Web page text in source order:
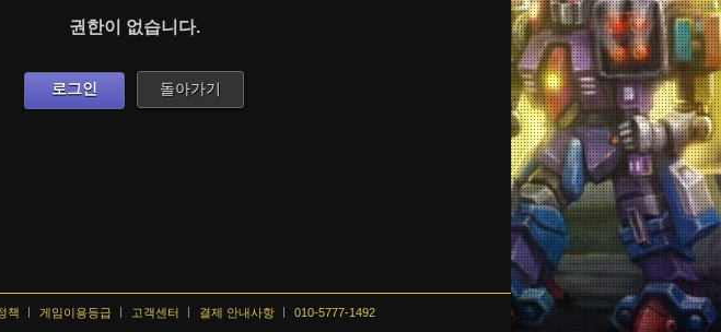
권한이 없습니다.
로그인 돌아가기
책 게임이용등급 고객센터 결제 안내사항 010-5777-1492